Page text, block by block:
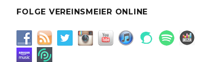
FOLGE VEREINSMEIER ONLINE